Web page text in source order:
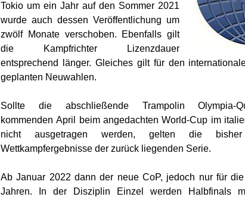
Tokio um ein Jahr auf den Sommer 2021
wurde auch dessen Veröffentlichung um
zwölf Monate verschoben. Ebenfalls gilt
die Kampfrichter Lizenzdauer
entsprechend länger. Gleiches gilt für den
geplanten Neuwahlen.
Sollte die abschließende Trampolin Olympia-
kommenden April beim angedachten World-Cup im
nicht ausgetragen werden, gelten die
Wettkampfergebnisse der zurück liegenden Serie.
Ab Januar 2022 dann der neue CoP, jedoch nur für
Jahren. In der Disziplin Einzel werden Halbfinals